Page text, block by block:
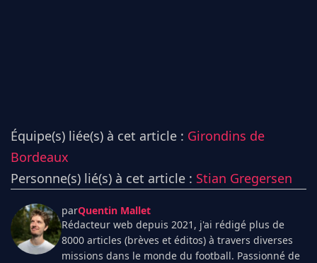
Équipe(s) liée(s) à cet article : Girondins de
Bordeaux
Personne(s) lié(s) à cet article : Stian Gregersen
parQuentin Mallet
Rédacteur web depuis 2021, j'ai rédigé plus de
8000 articles (brèves et éditos) à travers diverses
missions dans le monde du football. Passionné de